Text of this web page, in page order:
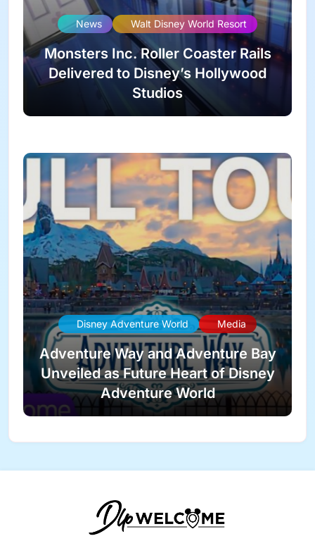
News Walt Disney World Resort
Monsters Inc. Roller Coaster Rails
Delivered to Disney’s Hollywood
Studios
Disney Adventure World Media
Adventure Way and Adventure Bay
Unveiled as Future Heart of Disney
Adventure World